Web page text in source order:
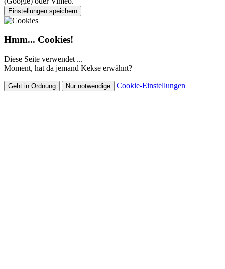
Einstellungen speichern
Hmm... Cookies!
Diese Seite verwendet ...
Moment, hat da jemand Kekse erwähnt?
Geht in Ordnung Nur notwendige Cookie-Einstellungen